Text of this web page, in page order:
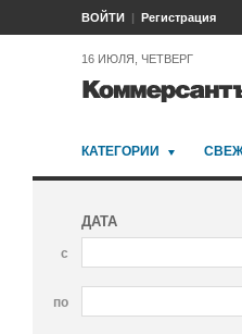
ВОЙТИ Регистрация
16 ИЮЛЯ, ЧЕТВЕРГ
КАТЕГОРИИ
ДАТА
с
по